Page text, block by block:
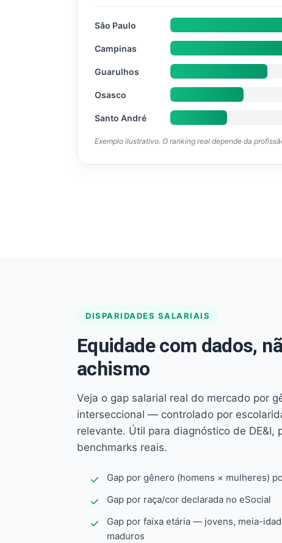
São Paulo
Campinas
Guarulhos
Osasco
Santo André
Exemplo ilustrativo. O ranking real depende da
DISPARIDADES SALARIAIS
Equidade com dados,
achismo
Veja o gap salarial real do mercado por
interseccional — controlado por
relevante. Útil para diagnóstico de DE&I,
benchmarks reais.
Gap por gênero (homens × mulheres)
Gap por raça/cor declarada no eSocial
Gap por faixa etária — jovens, meia-
maduros